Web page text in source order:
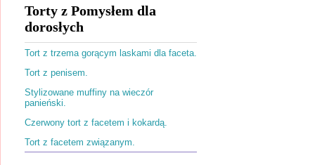
Torty z Pomysłem dla
dorosłych
Tort z trzema gorącym laskami dla faceta.
Tort z penisem.
Stylizowane muffiny na wieczór
panieński.
Czerwony tort z facetem i kokardą.
Tort z facetem związanym.